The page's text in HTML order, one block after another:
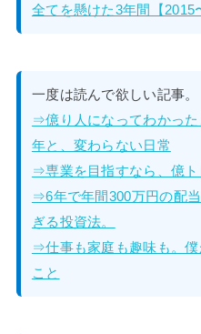
全てを懸けた3年間【2015
一度は読んで欲しい記事。
⇒億り人になってわかっ
年と、変わらない日常
⇒専業を目指すなら、億ト
⇒6年で年間300万円の配
ぎる投資法。
⇒仕事も家庭も趣味も。
こと